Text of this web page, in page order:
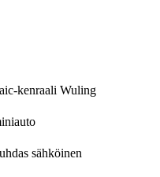
kenraali Wuling
sähköinen